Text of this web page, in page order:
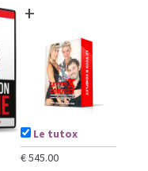
+
Le tutox
€545.00